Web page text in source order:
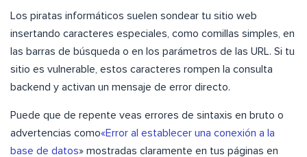
Los piratas informáticos suelen sondear tu sitio web
insertando caracteres especiales, como comillas simples, en
las barras de búsqueda o en los parámetros de las URL. Si tu
sitio es vulnerable, estos caracteres rompen la consulta
backend y activan un mensaje de error directo.
Puede que de repente veas errores de sintaxis en bruto o
advertencias como«Error al establecer una conexión a la
base de datos» mostradas claramente en tus páginas en